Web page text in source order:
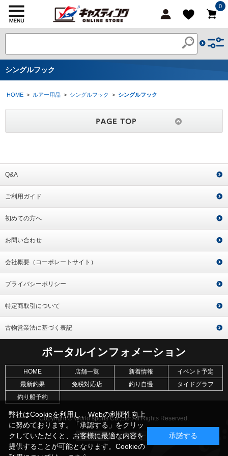
0
シングルフック
HOME > ルアー用品 > シングルフック > シングルフック
Q&A
ご利用ガイド
初めての方へ
お問い合わせ
会社概要（コーポレートサイト）
プライバシーポリシー
特定商取引について
古物営業法に基づく表記
ポータルインフォメーション
HOME 店舗一覧 新着情報
イベント予定
最新釣果
免税対応店 釣り自慢
タイドグラフ
釣り船予約
Copyright © World sports Co.,Ltd. All Rights Reserved.
弊社はCookieを利用し、Webの利便性向上
に努めております。「承認する」をクリッ
クしていただくと、お客様に最適な内容を
提供することが可能となります。Cookieの
承諾する